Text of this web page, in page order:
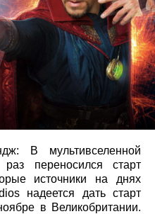
В мультивселенной
переносился старт
источники на днях
надеется дать старт
в Великобритании.